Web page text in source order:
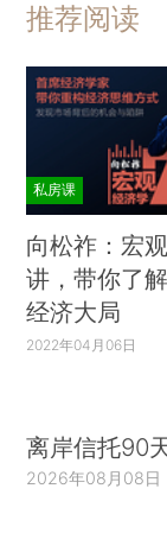
推荐阅读
私房课
向松祚：宏
讲，带你了
经济大局
2022年04月06日
离岸信托90
2026年08月08日